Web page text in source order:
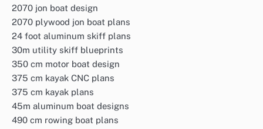
2070 jon boat design
2070 plywood jon boat plans
24 foot aluminum skiff plans
30m utility skiff blueprints
350 cm motor boat design
375 cm kayak CNC plans
375 cm kayak plans
45m aluminum boat designs
490 cm rowing boat plans